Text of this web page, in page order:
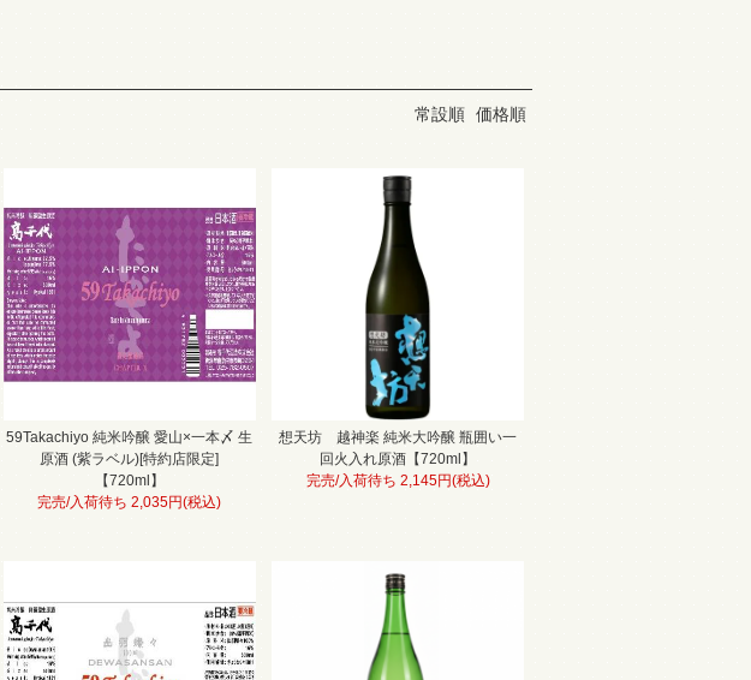
常設順 価格順
59Takachiyo 純米吟醸 愛山×一本〆 生
原酒 (紫ラベル)[特約店限定]
【720ml】
完売/入荷待ち 2,035円(税込)
想天坊 越神楽 純米大吟醸 瓶囲い一
回火入れ原酒【720ml】
完売/入荷待ち 2,145円(税込)